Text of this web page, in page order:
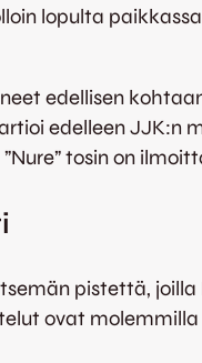
lopulta
edellisen
edelleen JJK:n
tosin on
pistettä,
ovat